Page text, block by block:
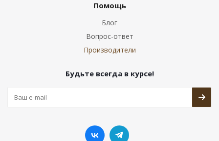
Помощь
Блог
Вопрос-ответ
Производители
Будьте всегда в курсе!